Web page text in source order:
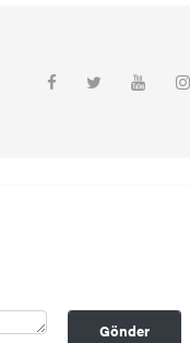
Gönder